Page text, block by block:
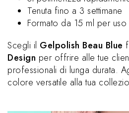
Tenuta fino a 3 settimane
Formato da 15 ml per
Scegli il Gelpolish Beau Blue
Design per offrire alle tue
professionali di lunga durata.
colore versatile alla tua